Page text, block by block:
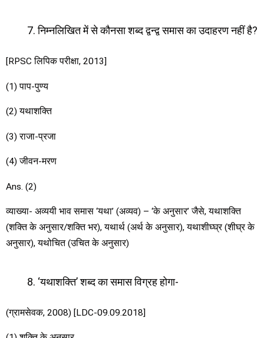
निम्नलिखित में से कौनसा शब्द द्वन्द्व समास का उदाहरण नहीं है?
[RPSC लिपिक परीक्षा, 2013]
(1) पाप-पुण्य
(2) यथाशक्ति
(3) राजा-प्रजा
(4) जीवन-मरण
Ans. (2)
व्याख्या- अव्ययी भाव समास ‘यथा’ (अव्यव) – ‘के अनुसार’ जैसे, यथाशक्ति
(शक्ति के अनुसार/शक्ति भर), यथार्थ (अर्थ के अनुसार), यथाशीघ्घ्र (शीघ्र के
अनुसार), यथोचित (उचित के अनुसार)
‘यथाशक्ति’ शब्द का समास विग्रह होगा-
(ग्रामसेवक, 2008) [LDC-09.09.2018]